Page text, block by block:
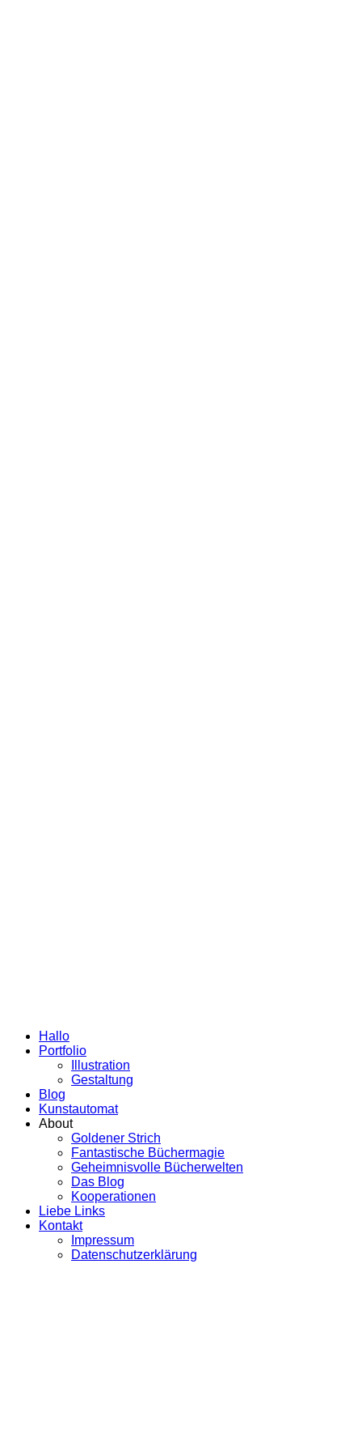
Hallo
Portfolio
Illustration
Gestaltung
Blog
Kunstautomat
About
Goldener Strich
Fantastische Büchermagie
Geheimnisvolle Bücherwelten
Das Blog
Kooperationen
Liebe Links
Kontakt
Impressum
Datenschutzerklärung